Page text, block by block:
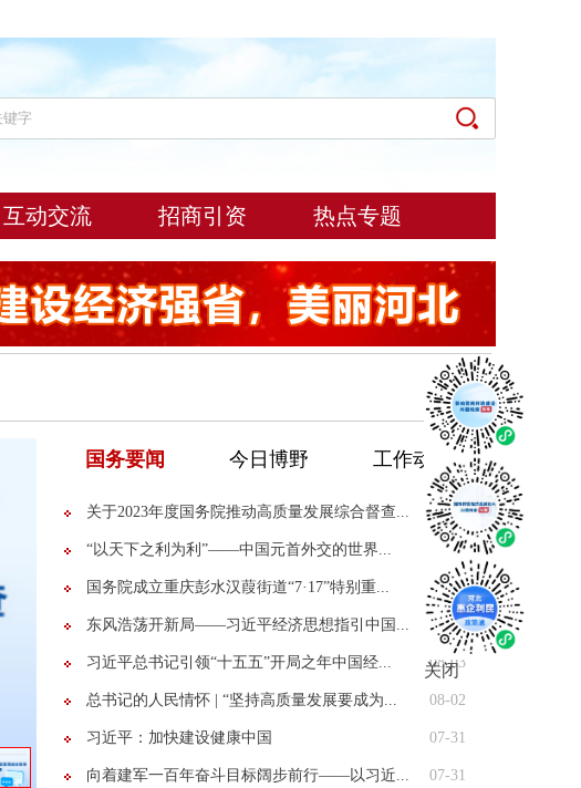
互动交流 招商引资 热点专题
国务要闻 今日博野 工作动态
关于2023年度国务院推动高质量发展综合督查... 10-24
“以天下之利为利”——中国元首外交的世界... 08-05
国务院成立重庆彭水汉葭街道“7·17”特别重... 08-04
东风浩荡开新局——习近平经济思想指引中国... 08-03
习近平总书记引领“十五五”开局之年中国经... 08-03
总书记的人民情怀 | “坚持高质量发展要成为... 08-02
习近平：加快建设健康中国 07-31
向着建军一百年奋斗目标阔步前行——以习近... 07-31
关闭